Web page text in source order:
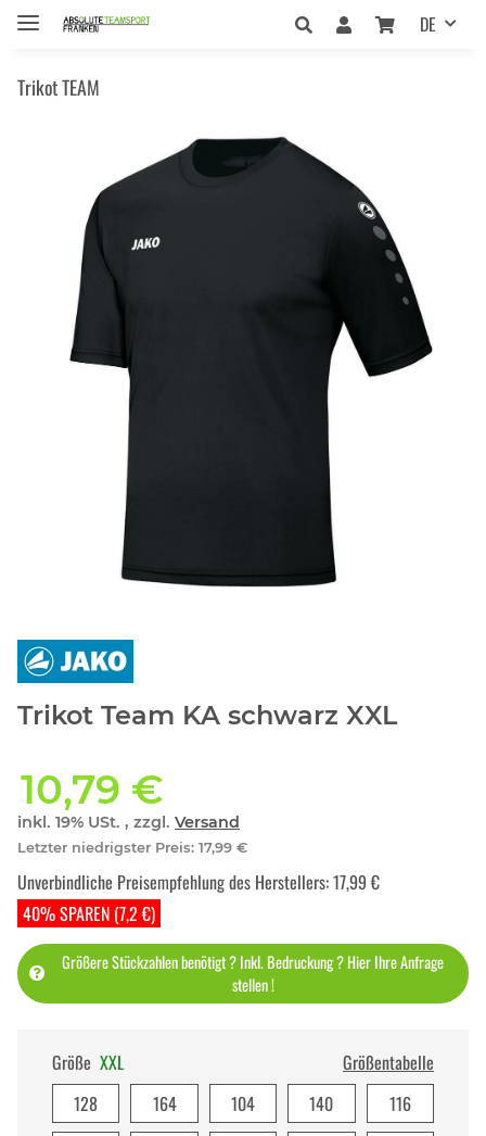
DE
Trikot TEAM
Trikot Team KA schwarz XXL
10,79 €
inkl. 19% USt. , zzgl. Versand
Letzter niedrigster Preis: 17,99 €
40% SPAREN (7,2 €)
Unverbindliche Preisempfehlung des Herstellers:17,99 €
Größere Stückzahlen benötigt ? Inkl. Bedruckung ? Hier Ihre Anfrage
stellen !
Größe XXL
Größentabelle
128
164 104 140
116